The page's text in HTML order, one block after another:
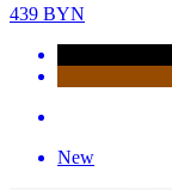
439 BYN
New